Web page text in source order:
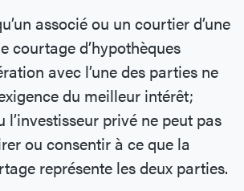
associé ou un courtier d’une
courtage d’hypothèques
avec l’une des parties ne
du meilleur intérêt;
l’investisseur privé ne peut pas
ou consentir à ce que la
représente les deux parties.